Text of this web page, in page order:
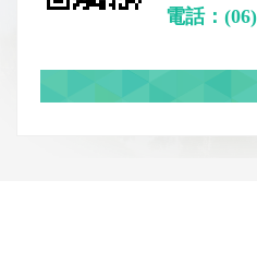
電話：